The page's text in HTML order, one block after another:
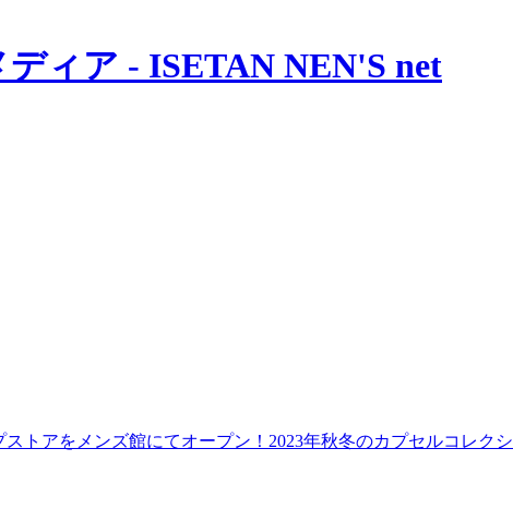
ィア - ISETAN NEN'S net
トアをメンズ館にてオープン！2023年秋冬のカプセルコレク